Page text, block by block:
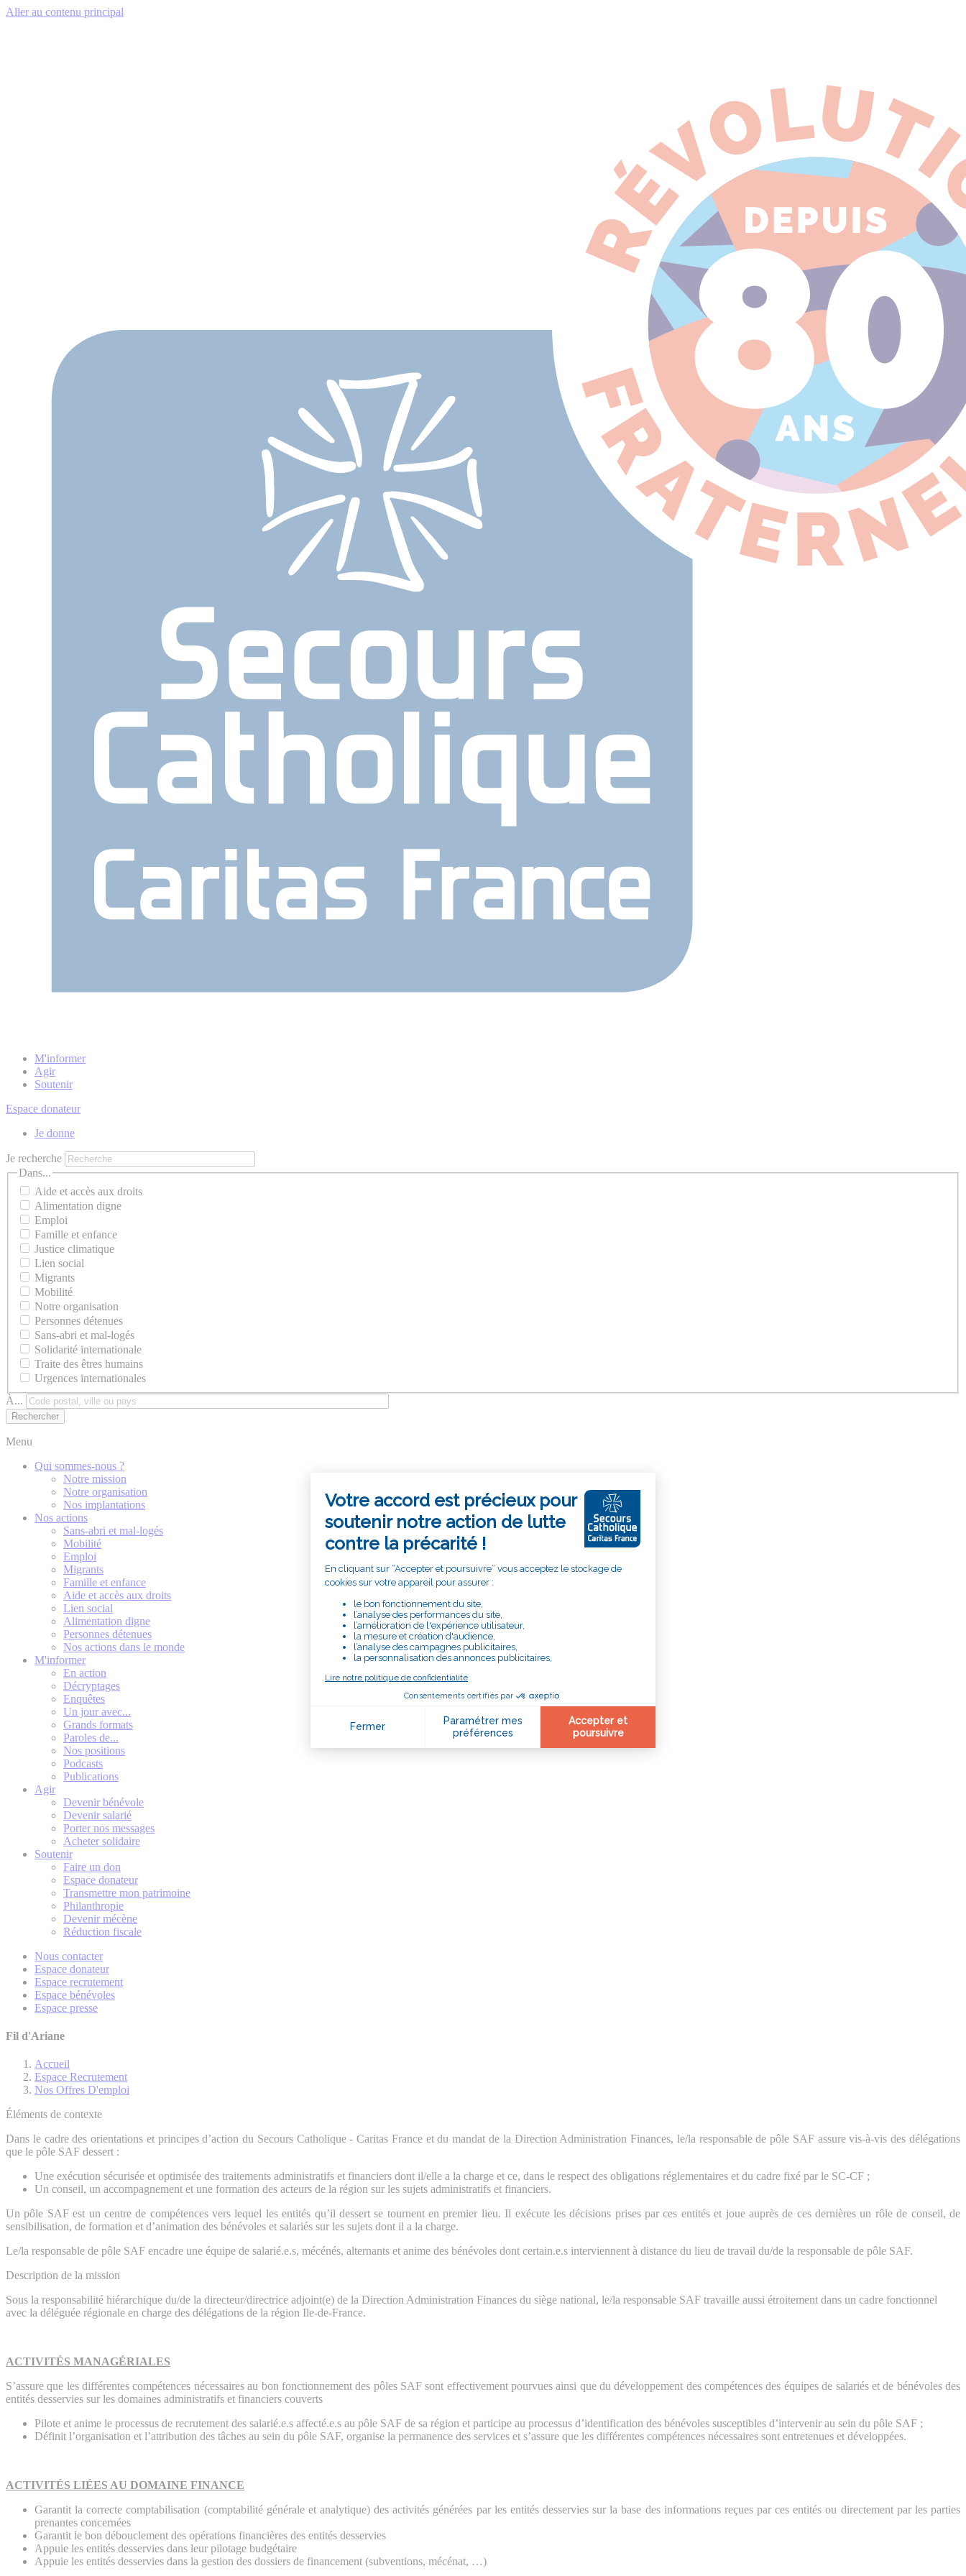
Aller au contenu principal
M'informer
Agir
Soutenir
Espace donateur
Je donne
Je recherche
Dans...
Aide et accès aux droits
Alimentation digne
Emploi
Famille et enfance
Justice climatique
Lien social
Migrants
Mobilité
Notre organisation
Personnes détenues
Sans-abri et mal-logés
Solidarité internationale
Traite des êtres humains
Urgences internationales
À...
Menu
Qui sommes-nous ?
Notre mission
Notre organisation
Nos implantations
Nos actions
Sans-abri et mal-logés
Mobilité
Emploi
Migrants
Famille et enfance
Aide et accès aux droits
Lien social
Alimentation digne
Personnes détenues
Nos actions dans le monde
M'informer
En action
Décryptages
Enquêtes
Un jour avec...
Grands formats
Paroles de...
Nos positions
Podcasts
Publications
Agir
Devenir bénévole
Devenir salarié
Porter nos messages
Acheter solidaire
Soutenir
Faire un don
Espace donateur
Transmettre mon patrimoine
Philanthropie
Devenir mécène
Réduction fiscale
Nous contacter
Espace donateur
Espace recrutement
Espace bénévoles
Espace presse
Fil d'Ariane
Accueil
Espace Recrutement
Nos Offres D'emploi
Éléments de contexte
Dans le cadre des orientations et principes d’action du Secours Catholique - Caritas France et du mandat de la Direction Administration Finances, le/la responsable de pôle SAF assure vis-à-vis des délégations
que le pôle SAF dessert :
Une exécution sécurisée et optimisée des traitements administratifs et financiers dont il/elle a la charge et ce, dans le respect des obligations réglementaires et du cadre fixé par le SC-CF ;
Un conseil, un accompagnement et une formation des acteurs de la région sur les sujets administratifs et financiers.
Un pôle SAF est un centre de compétences vers lequel les entités qu’il dessert se tournent en premier lieu. Il exécute les décisions prises par ces entités et joue auprès de ces dernières un rôle de conseil, de
sensibilisation, de formation et d’animation des bénévoles et salariés sur les sujets dont il a la charge.
Le/la responsable de pôle SAF encadre une équipe de salarié.e.s, mécénés, alternants et anime des bénévoles dont certain.e.s interviennent à distance du lieu de travail du/de la responsable de pôle SAF.
Description de la mission
Sous la responsabilité hiérarchique du/de la directeur/directrice adjoint(e) de la Direction Administration Finances du siège national, le/la responsable SAF travaille aussi étroitement dans un cadre fonctionnel
avec la déléguée régionale en charge des délégations de la région Ile-de-France.
ACTIVITÉS MANAGÉRIALES
S’assure que les différentes compétences nécessaires au bon fonctionnement des pôles SAF sont effectivement pourvues ainsi que du développement des compétences des équipes de salariés et de bénévoles des
entités desservies sur les domaines administratifs et financiers couverts
Pilote et anime le processus de recrutement des salarié.e.s affecté.e.s au pôle SAF de sa région et participe au processus d’identification des bénévoles susceptibles d’intervenir au sein du pôle SAF ;
Définit l’organisation et l’attribution des tâches au sein du pôle SAF, organise la permanence des services et s’assure que les différentes compétences nécessaires sont entretenues et développées.
ACTIVITÉS LIÉES AU DOMAINE FINANCE
Garantit la correcte comptabilisation (comptabilité générale et analytique) des activités générées par les entités desservies sur la base des informations reçues par ces entités ou directement par les parties
prenantes concernées
Garantit le bon débouclement des opérations financières des entités desservies
Appuie les entités desservies dans leur pilotage budgétaire
Appuie les entités desservies dans la gestion des dossiers de financement (subventions, mécénat, …)